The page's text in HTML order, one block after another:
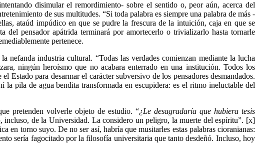
disimular el remordimiento- sobre el sentido o, peor aún, acerca del
de sus multitudes. “Si toda palabra es siempre una palabra de más -
ataúd impúdico en que se pudre la frescura de la intuición, caja en que se
del pensador apátrida terminará por amortecerlo o trivializarlo hasta tornarle
pertenece.
nefanda industria cultural. “Todas las verdades comienzan mediante la lucha
ningún heroísmo que no acabara enterrado en una institución. Todos los
para desarmar el carácter subversivo de los pensadores desmandados.
la pila de agua bendita transformada en escupidera: es el ritmo ineluctable del
pretenden volverle objeto de estudio. “¿Le desagradaría que hubiera tesis
de la Universidad. La considero un peligro, la muerte del espíritu”. [x]
en torno suyo. De no ser así, habría que musitarles estas palabras cioranianas:
sería fagocitado por la filosofía universitaria que tanto desdeñó. Incluso, hoy